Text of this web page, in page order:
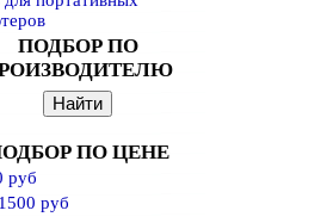
ПОДБОР ПО
ПО ЦЕНЕ
руб
руб